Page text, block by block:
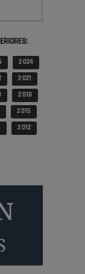
no haría
de
de un
2 024
2 021
2 018
2 015
2 012